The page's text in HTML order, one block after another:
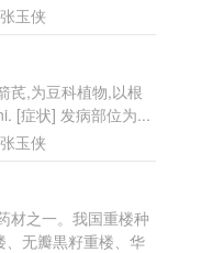
玉侠
芪,为豆科植物,以根
[症状] 发病部位为...
玉侠
材之一。我国重楼种
无瓣黒籽重楼、华